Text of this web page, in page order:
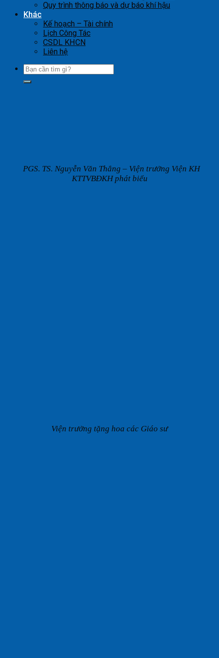
Quy trình thông báo và dự báo khí hậu
Khác
Kế hoạch – Tài chính
Lịch Công Tác
CSDL KHCN
Liên hệ
PGS. TS. Nguyễn Văn Thắng – Viện trưởng Viện KH
KTTVBĐKH phát biểu
Viện trưởng tặng hoa các Giáo sư